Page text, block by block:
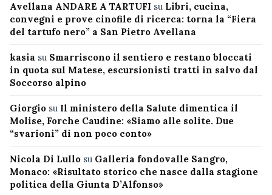
Avellana ANDARE A TARTUFI su Libri, cucina,
convegni e prove cinofile di ricerca: torna la “Fiera
del tartufo nero” a San Pietro Avellana
kasia su Smarriscono il sentiero e restano bloccati
in quota sul Matese, escursionisti tratti in salvo dal
Soccorso alpino
Giorgio su Il ministero della Salute dimentica il
Molise, Forche Caudine: «Siamo alle solite. Due
“svarioni” di non poco conto»
Nicola Di Lullo su Galleria fondovalle Sangro,
Monaco: «Risultato storico che nasce dalla stagione
politica della Giunta D’Alfonso»